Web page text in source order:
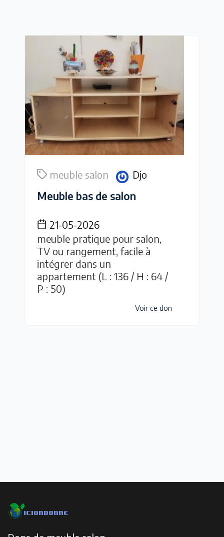
meuble salon Djo
Meuble bas de salon
21-05-2026
meuble pratique pour salon,
TV ou rangement, facile à
intégrer dans un
appartement (L : 136 / H : 64 /
P : 50)
Voir ce don